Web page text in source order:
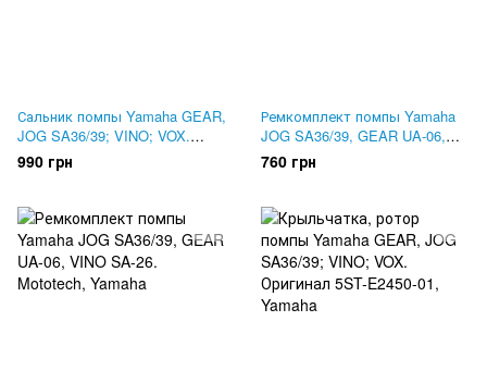
Сальник помпы Yamaha GEAR,
JOG SA36/39; VINO; VOX.
Оригинал 93103-10011
990 грн
Ремкомплект помпы Yamaha
JOG SA36/39, GEAR UA-06,
VINO, VOX. MSU
760 грн